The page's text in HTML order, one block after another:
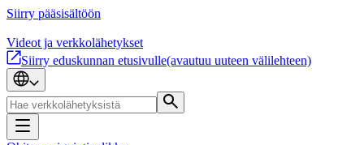
Siirry pääsisältöön
Videot ja verkkolähetykset
Siirry eduskunnan etusivulle(avautuu uuteen välilehteen)